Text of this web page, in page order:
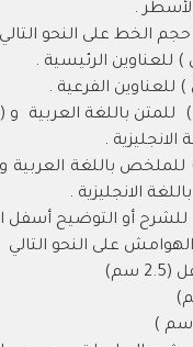
.
الخط على النحو
الانجليزية .
الانجليزية .
على النحو التالي
سم)